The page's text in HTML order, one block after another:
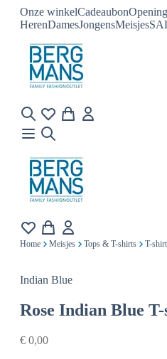
Onze winkelCadeaubon
HerenDamesJongensMeisjes
Home Meisjes Tops & T-shirts T-shirt
Indian Blue
Rose Indian Blue
€ 0,00